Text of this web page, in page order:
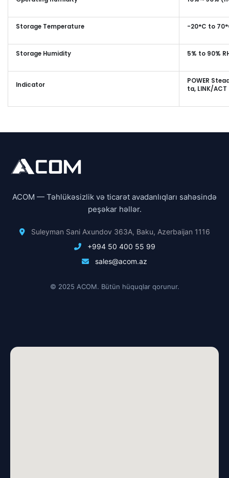
Storage Temperature -20°C to
Storage Humidity 5% to 90%
Indicator
POWER
ta, LINK/
ACOM — Təhlükəsizlik və ticarət avadanlıqları sahəsində
peşəkar həllər.
Suleyman Sani Axundov 363A, Baku, Azerbaijan 1116
+994 50 400 55 99
sales@acom.az
© 2025 ACOM. Bütün hüquqlar qorunur.